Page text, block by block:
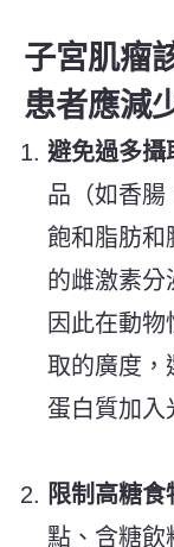
子宮肌瘤
患者應減
避免過多攝
品（如香腸
飽和脂肪和
的雌激素分
因此在動
取的廣度，
蛋白質加入
限制高糖食
點、含糖飲